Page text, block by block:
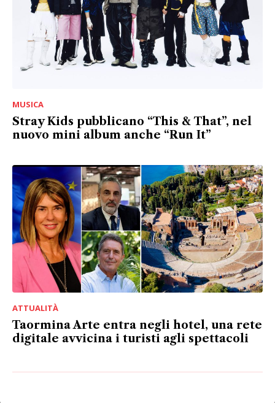
MUSICA
Stray Kids pubblicano “This & That”, nel
nuovo mini album anche “Run It”
ATTUALITÀ
Taormina Arte entra negli hotel, una rete
digitale avvicina i turisti agli spettacoli